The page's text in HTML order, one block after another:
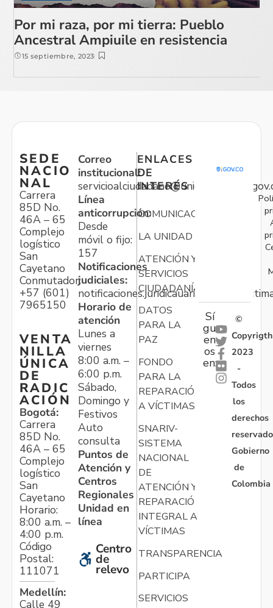
Por mi raza, por mi tierra: Pueblo
Ancestral Ampiuile en resistencia
15 septiembre, 2023
SEDE
NACIO
NAL
Carrera
85D No.
46A – 65
Complejo
logístico
San
Cayetano
Conmutador:
+57 (601)
7965150
VENTA
NILLA
ÚNICA
DE
RADIC
ACIÓN
Bogotá:
Carrera
85D No.
46A – 65
Complejo
logístico
San
Cayetano
Horario:
8:00 a.m. –
4:00 p.m.
Código
Postal:
111071
Medellín:
Calle 49
Correo
institucional:
Línea
anticorrupción:
Desde
móvil o fijo:
157
Notificaciones
judiciales:
Horario de
atención
Lunes a
viernes
8:00 a.m. –
6:00 p.m.
Sábado,
Domingo y
Festivos
Auto
consulta
Puntos de
Atención y
Centros
Regionales
Unidad en
línea
Centro
de
relevo
ENLACES
DE
INTERÉS
COMUNICACIONES
LA UNIDAD
ATENCIÓN Y
SERVICIOS
CIUDADANÍA
DATOS
PARA LA
PAZ
FONDO
PARA LA
REPARACIÓN
A VÍCTIMAS
SNARIV-
SISTEMA
NACIONAL
DE
ATENCIÓN Y
REPARACIÓN
INTEGRAL A
VÍCTIMAS
TRANSPARENCIA
PARTICIPA
SERVICIOS
Sí
gu
en
os
en:
©
Copyrigth
2023
-
Todos
los
derechos
Gobierno
de
Colombia